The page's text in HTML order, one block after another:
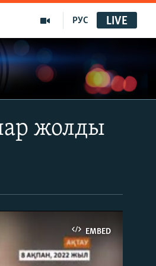
РУС LIVE
жолды
EMBED